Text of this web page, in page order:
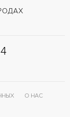
О НАС